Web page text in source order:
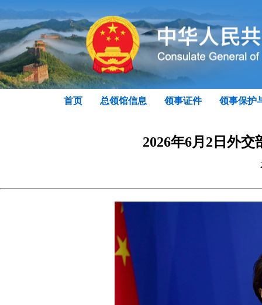
首页 总领馆信息 领事证件 领事保护
2026年6月2日外